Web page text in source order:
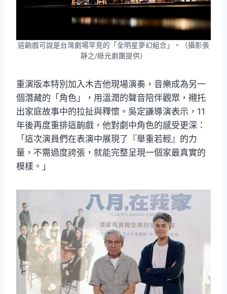
這齣戲可說是台灣劇場罕見的「全明星夢幻組合」。（攝影張
靜之/綠光劇團提供）
重演版本特別加入木吉他現場演奏，音樂成為另一
個潛藏的「角色」，用溫潤的聲音陪伴觀眾，襯托
出家庭故事中的拉扯與釋懷。吳定謙導演表示，11
年後再度重排這齣戲，他對劇中角色的感受更深：
「這次演員們在表演中展現了『舉重若輕』的力
量，不需過度誇張，就能完整呈現一個家最真實的
模樣。」